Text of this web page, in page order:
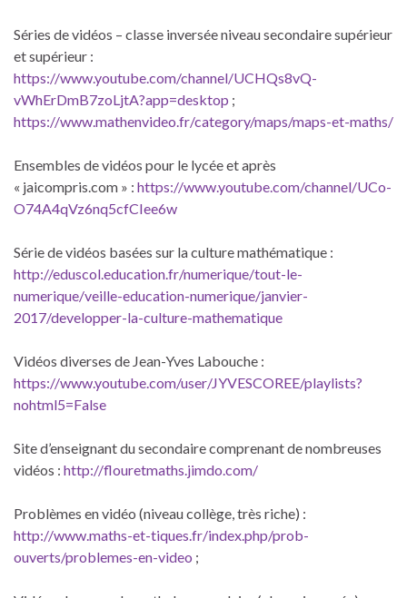
Séries de vidéos – classe inversée niveau secondaire supérieur
et supérieur :
https://www.youtube.com/channel/UCHQs8vQ-
vWhErDmB7zoLjtA?app=desktop ;
https://www.mathenvideo.fr/category/maps/maps-et-maths/
Ensembles de vidéos pour le lycée et après
« jaicompris.com » : https://www.youtube.com/channel/UCo-
O74A4qVz6nq5cfCIee6w
Série de vidéos basées sur la culture mathématique :
http://eduscol.education.fr/numerique/tout-le-
numerique/veille-education-numerique/janvier-
2017/developper-la-culture-mathematique
Vidéos diverses de Jean-Yves Labouche :
https://www.youtube.com/user/JYVESCOREE/playlists?
nohtml5=False
Site d’enseignant du secondaire comprenant de nombreuses
vidéos : http://flouretmaths.jimdo.com/
Problèmes en vidéo (niveau collège, très riche) :
http://www.maths-et-tiques.fr/index.php/prob-
ouverts/problemes-en-video ;